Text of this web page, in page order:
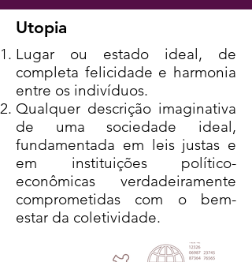
Utopia
Lugar ou estado ideal, de
completa felicidade e harmonia
entre os indivíduos.​
Qualquer descrição imaginativa
de uma sociedade ideal,
fundamentada em leis justas e
em instituições político-
econômicas verdadeiramente
comprometidas com o bem-
estar da coletividade.